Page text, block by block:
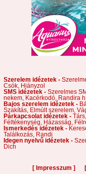
Szerelem idézetek -
Csók,
Hiányzol
SMS idézetek - Szerelmes
nekem,
Kacérkodó,
Randira
Bajos szerelem idézetek -
Szakítás,
Elmúlt szerelem,
Párkapcsolat idézetek -
Féltékenység,
Házasság,
Ismerkedés idézetek -
Találkozás,
Randi
Idegen nyelvű idézetek -
Dich
[ Impresszum ]